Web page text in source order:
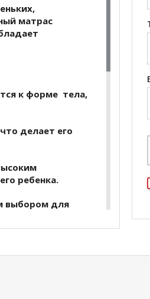
матрас
к форме тела,
делает его
ребенка.
выбором для